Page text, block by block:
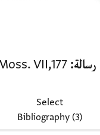
رسالة VII,177
Select
Bibliography (3)